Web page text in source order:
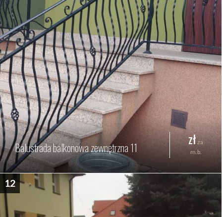
Balustrada balkonowa zewnętrzna 11 zł za
m.b.
12